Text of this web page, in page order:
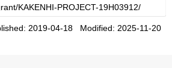
2019-04-18 Modified: 2025-11-20